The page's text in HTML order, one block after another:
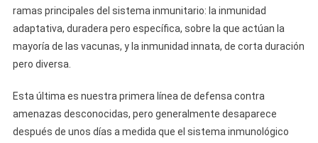
ramas principales del sistema inmunitario: la inmunidad
adaptativa, duradera pero específica, sobre la que actúan la
mayoría de las vacunas, y la inmunidad innata, de corta duración
pero diversa.
Esta última es nuestra primera línea de defensa contra
amenazas desconocidas, pero generalmente desaparece
después de unos días a medida que el sistema inmunológico